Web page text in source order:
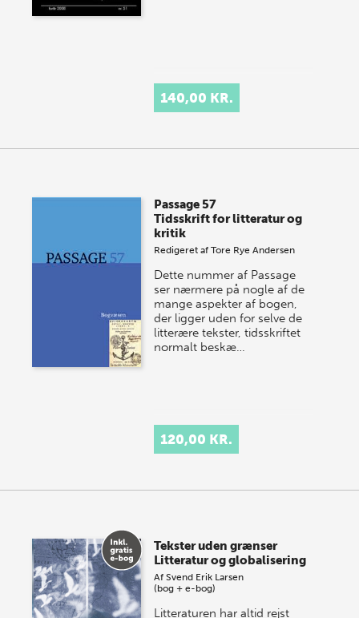
140,00 KR.
Passage 57
Tidsskrift for litteratur og
kritik
Redigeret afTore Rye Andersen
Dette nummer af Passage
ser nærmere på nogle af de
mange aspekter af bogen,
der ligger uden for selve de
litterære tekster, tidsskriftet
normalt beskæ…
120,00 KR.
Tekster uden grænser
Litteratur og globalisering
AfSvend Erik Larsen
(bog + e-bog)
Litteraturen har altid rejst